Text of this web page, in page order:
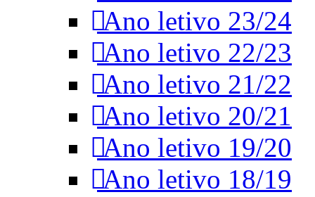
Ano letivo 23/24
Ano letivo 22/23
Ano letivo 21/22
Ano letivo 20/21
Ano letivo 19/20
Ano letivo 18/19